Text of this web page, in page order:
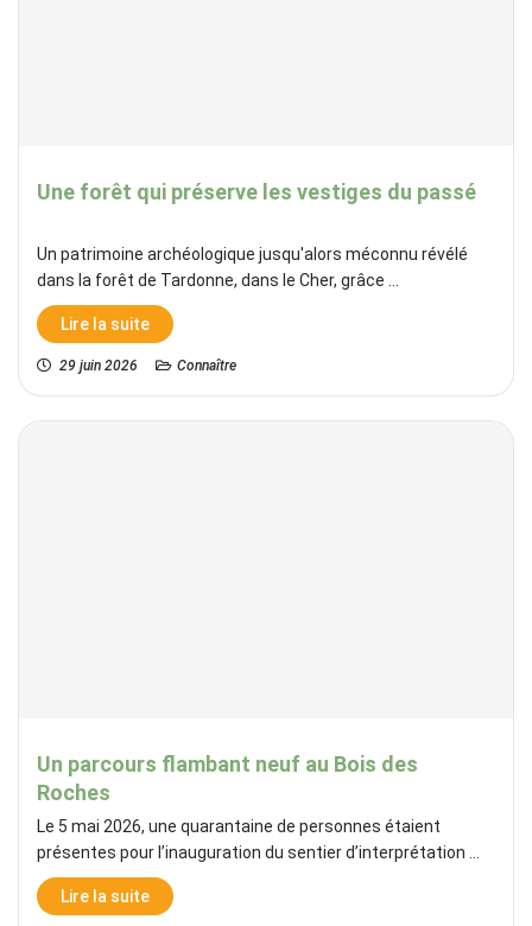
Une forêt qui préserve les vestiges du passé
Un patrimoine archéologique jusqu'alors méconnu révélé
dans la forêt de Tardonne, dans le Cher, grâce ...
Lire la suite
29 juin 2026 Connaître
Un parcours flambant neuf au Bois des
Roches
Le 5 mai 2026, une quarantaine de personnes étaient
présentes pour l’inauguration du sentier d’interprétation ...
Lire la suite